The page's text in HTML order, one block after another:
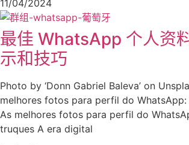
11/04/2024
最佳 WhatsApp 个人资
示和技巧
Photo by ‘Donn Gabriel Baleva’ on
melhores fotos para perfil do
As melhores fotos para perfil do
truques A era digital